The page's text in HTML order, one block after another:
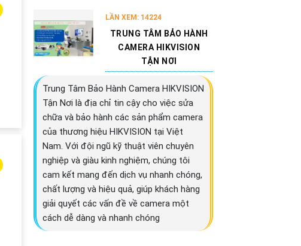
LẦN XEM: 14224
TRUNG TÂM BẢO HÀNH
CAMERA HIKVISION
TẬN NƠI
Trung Tâm Bảo Hành Camera HIKVISION
Tận Nơi là địa chỉ tin cậy cho việc sửa
chữa và bảo hành các sản phẩm camera
của thương hiệu HIKVISION tại Việt
Nam. Với đội ngũ kỹ thuật viên chuyên
nghiệp và giàu kinh nghiệm, chúng tôi
cam kết mang đến dịch vụ nhanh chóng,
chất lượng và hiệu quả, giúp khách hàng
giải quyết các vấn đề về camera một
cách dễ dàng và nhanh chóng